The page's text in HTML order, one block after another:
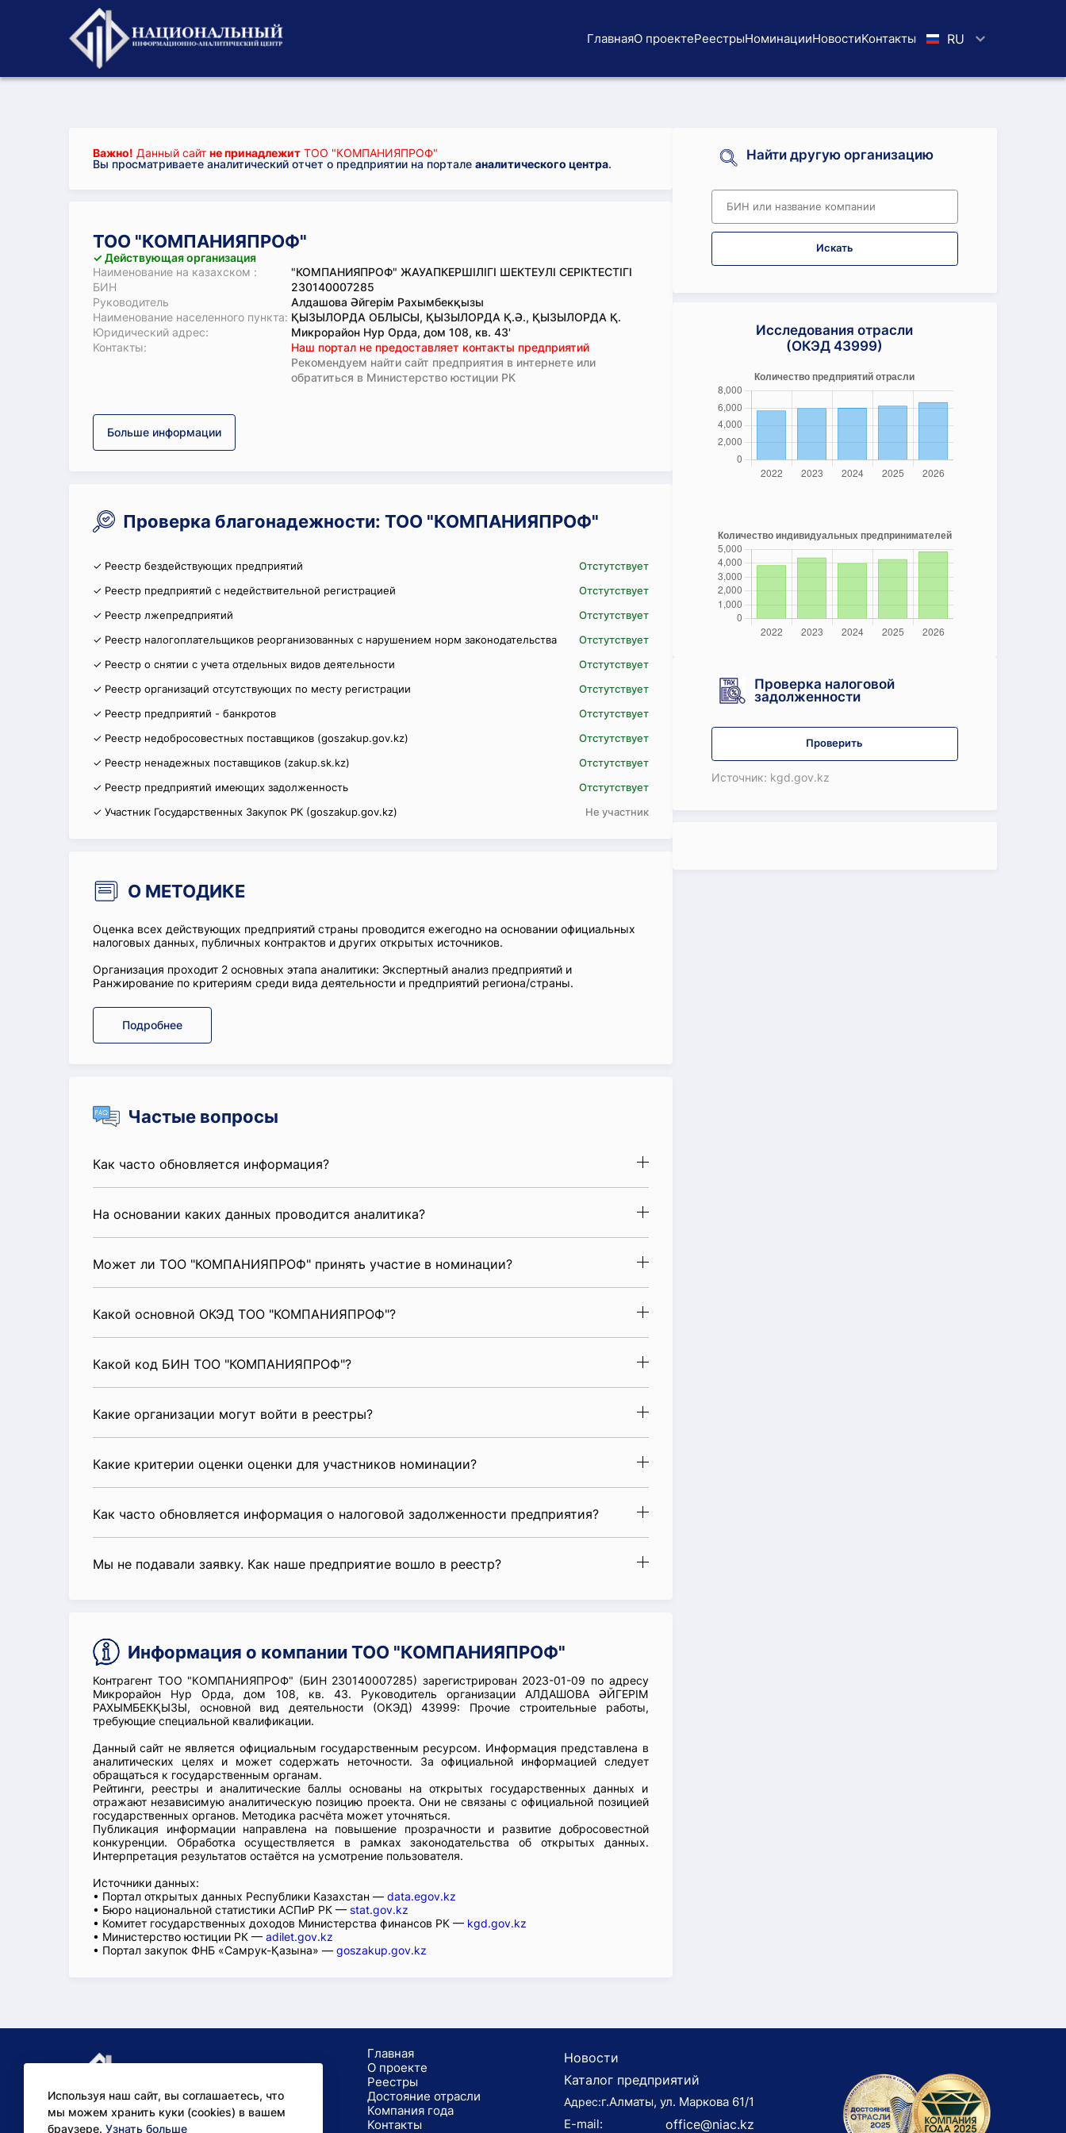
ГлавнаяО проектеРеестрыНоминацииНовостиKoнтaкты RU
Важно! Данный сайт не принадлежит ТОО "КОМПАНИЯПРОФ"
Вы просматриваете аналитический отчет о предприятии на портале аналитического центра.
ТОО "КОМПАНИЯПРОФ"
✓ Действующая организация
Наименование на казахском :
"КОМПАНИЯПРОФ" ЖАУАПКЕРШІЛІГІ ШЕКТЕУЛІ СЕРІКТЕСТІГІ
БИН
230140007285
Руководитель
Алдашова Әйгерім Рахымбекқызы
Наименование населенного пункта: ҚЫЗЫЛОРДА ОБЛЫСЫ, ҚЫЗЫЛОРДА Қ.Ә., ҚЫЗЫЛОРДА Қ.
Юридический адрес:
Микрорайон Нур Орда, дом 108, кв. 43'
Koнтaкты:
Наш портал не предоставляет контакты предприятий
Рекомендуем найти сайт предприятия в интернете или
обратиться в Министерство юстиции РК
Больше информации
Проверка благонадежности: ТОО "КОМПАНИЯПРОФ"
✓ Реестр бездействующих предприятий
Отстутствует
✓ Реестр предприятий с недействительной регистрацией
Отстутствует
✓ Реестр лжепредприятий
Отстутствует
✓ Реестр налогоплательщиков реорганизованных с нарушением норм законодательства
Отстутствует
✓ Реестр о снятии с учета отдельных видов деятельности
Отстутствует
✓ Реестр организаций отсутствующих по месту регистрации
Отстутствует
✓ Реестр предприятий - банкротов
Отстутствует
✓ Реестр недобросовестных поставщиков (goszakup.gov.kz)
Отстутствует
✓ Реестр ненадежных поставщиков (zakup.sk.kz)
Отстутствует
✓ Реестр предприятий имеющих задолженность
Отстутствует
✓ Участник Государственных Закупок РК (goszakup.gov.kz)
Не участник
О МЕТОДИКЕ
Оценка всех действующих предприятий страны проводится ежегодно на основании официальных
налоговых данных, публичных контрактов и других открытых источников.
Организация проходит 2 основных этапа аналитики: Экспертный анализ предприятий и
Ранжирование по критериям среди вида деятельности и предприятий региона/страны.
Подробнее
Частые вопросы
Как часто обновляется информация?
На основании каких данных проводится аналитика?
Может ли ТОО "КОМПАНИЯПРОФ" принять участие в номинации?
Какой основной ОКЭД ТОО "КОМПАНИЯПРОФ"?
Какой код БИН ТОО "КОМПАНИЯПРОФ"?
Какие организации могут войти в реестры?
Какие критерии оценки оценки для участников номинации?
Как часто обновляется информация о налоговой задолженности предприятия?
Мы не подавали заявку. Как наше предприятие вошло в реестр?
Информация о компании ТОО "КОМПАНИЯПРОФ"
Контрагент ТОО "КОМПАНИЯПРОФ" (БИН 230140007285) зарегистрирован 2023-01-09 по адресу
Микрорайон Нур Орда, дом 108, кв. 43. Руководитель организации АЛДАШОВА ӘЙГЕРІМ
РАХЫМБЕКҚЫЗЫ, основной вид деятельности (ОКЭД) 43999: Прочие строительные работы,
требующие специальной квалификации.
Данный сайт не является официальным государственным ресурсом. Информация представлена в
аналитических целях и может содержать неточности. За официальной информацией следует
обращаться к государственным органам.
Рейтинги, реестры и аналитические баллы основаны на открытых государственных данных и
отражают независимую аналитическую позицию проекта. Они не связаны с официальной позицией
государственных органов. Методика расчёта может уточняться.
Публикация информации направлена на повышение прозрачности и развитие добросовестной
конкуренции. Обработка осуществляется в рамках законодательства об открытых данных.
Интерпретация результатов остаётся на усмотрение пользователя.
Источники данных:
• Портал открытых данных Республики Казахстан — data.egov.kz
• Бюро национальной статистики АСПиР РК — stat.gov.kz
• Комитет государственных доходов Министерства финансов РК — kgd.gov.kz
• Министерство юстиции РК — adilet.gov.kz
• Портал закупок ФНБ «Самрук-Қазына» — goszakup.gov.kz
Найти другую организацию
Искать
Исследования отрасли
(ОКЭД 43999)
Проверка налоговой
задолженности
Проверить
Источник: kgd.gov.kz
Используя наш сайт, вы соглашаетесь, что
мы можем хранить куки (cookies) в вашем
браузере. Узнать больше
Главная
О проекте
Реестры
Достояние отрасли
Компания года
Koнтaкты
Новости
Каталог предприятий
Адрес:г.Алматы, ул. Маркова 61/1
E-mail:
office@niac.kz